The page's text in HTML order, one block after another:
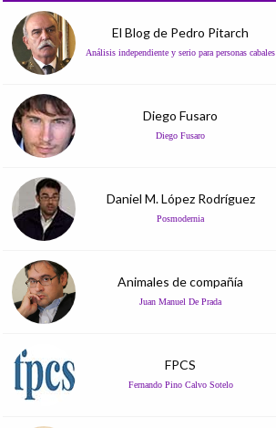
El Blog de Pedro Pitarch
Análisis independiente y serio para personas cabales
Diego Fusaro
Diego Fusaro
Daniel M. López Rodríguez
Posmodernia
Animales de compañía
Juan Manuel De Prada
FPCS
Fernando Pino Calvo Sotelo